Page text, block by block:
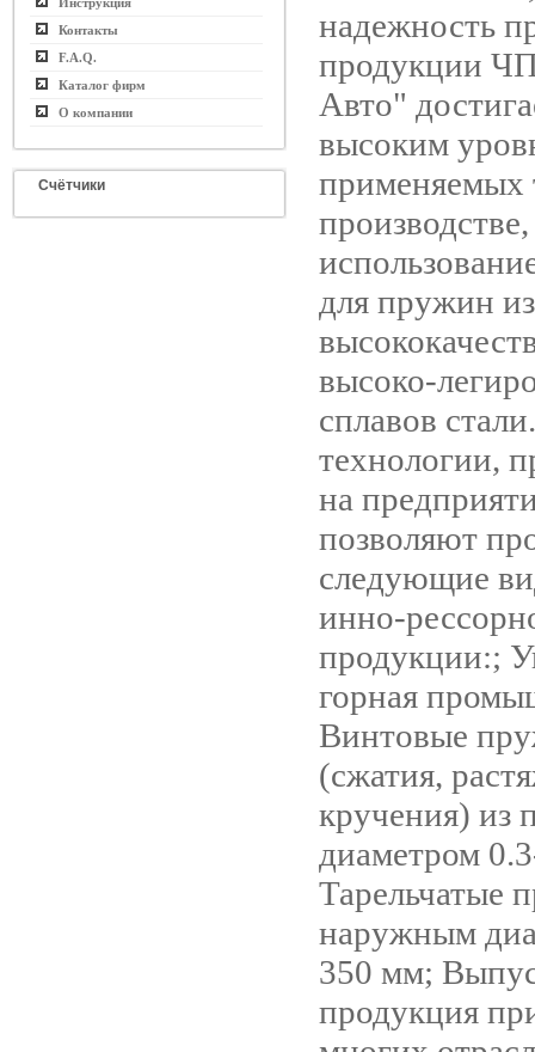
Контакты
F.A.Q.
Каталог фирм
О компании
Счётчики
надежность
продукции
Авто"
высоким
применяемых
для пружин из
высоко-
сплавов
технологии,
на
позволяют
следующие
инно-
продукции:;
горная
Винтовые
(сжатия,
кручения) из
диаметром
Тарельчатые
наружным
350 мм;
продукция